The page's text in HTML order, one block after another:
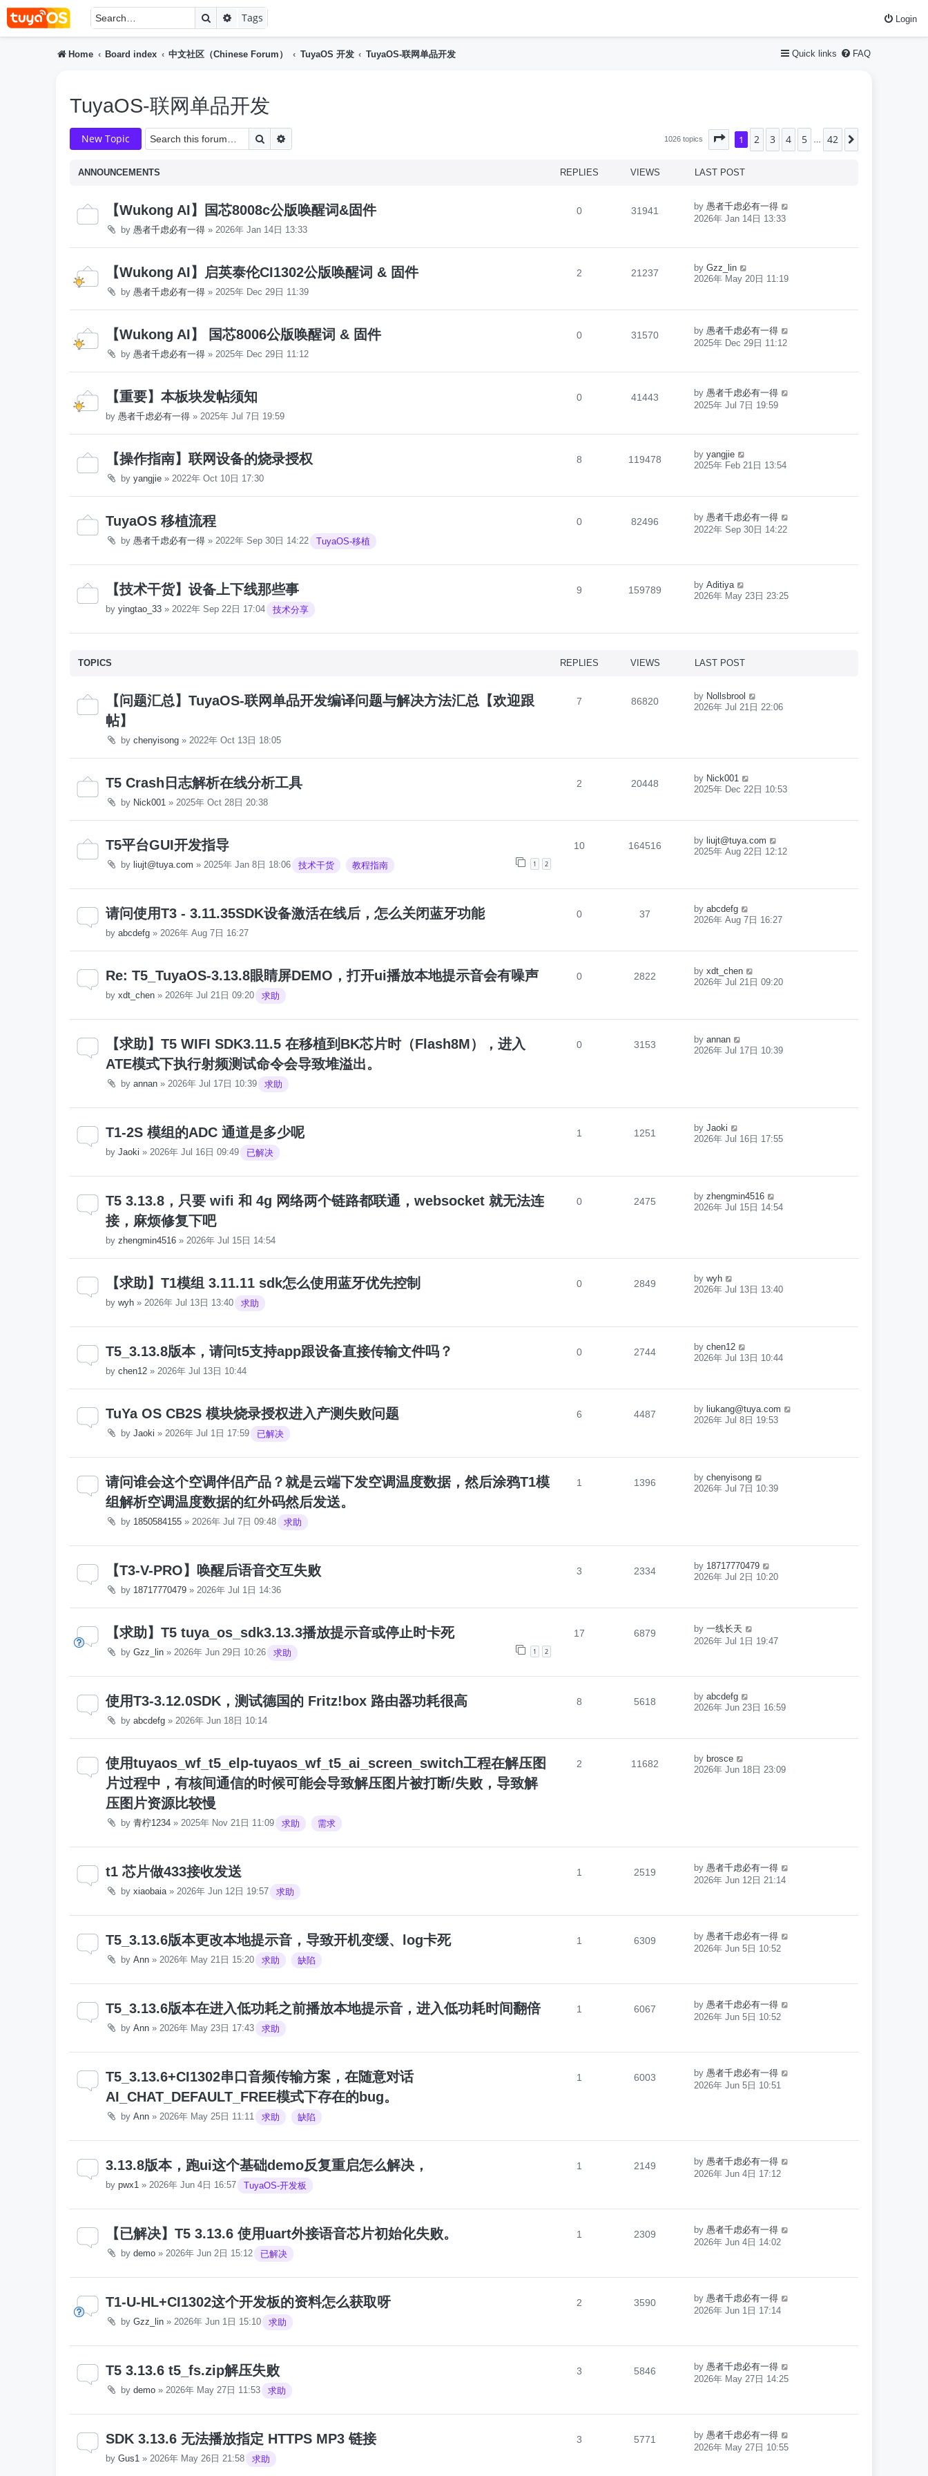
Login
SearchAdvanced search
Tags
Quick links FAQ
Home Board index 中文社区（Chinese Forum） TuyaOS 开发 TuyaOS-联网单品开发
TuyaOS-联网单品开发
New Topic Search 1026 topics Page 1of42
1 2 3 4 5 42
ANNOUNCEMENTS REPLIES VIEWS LAST POST
【Wukong AI】国芯8008c公版唤醒词&固件
by 愚者千虑必有一得 » 2026年 Jan 14日 13:33
0 31941 by 愚者千虑必有一得
2026年 Jan 14日 13:33
【Wukong AI】启英泰伦CI1302公版唤醒词 & 固件
by 愚者千虑必有一得 » 2025年 Dec 29日 11:39
2 21237 by Gzz_lin
2026年 May 20日 11:19
【Wukong AI】 国芯8006公版唤醒词 & 固件
by 愚者千虑必有一得 » 2025年 Dec 29日 11:12
0 31570 by 愚者千虑必有一得
2025年 Dec 29日 11:12
【重要】本板块发帖须知
by 愚者千虑必有一得 » 2025年 Jul 7日 19:59
0 41443 by 愚者千虑必有一得
2025年 Jul 7日 19:59
【操作指南】联网设备的烧录授权
by yangjie » 2022年 Oct 10日 17:30
8 119478 by yangjie
2025年 Feb 21日 13:54
TuyaOS 移植流程
by 愚者千虑必有一得 » 2022年 Sep 30日 14:22 TuyaOS-移植
0 82496 by 愚者千虑必有一得
2022年 Sep 30日 14:22
【技术干货】设备上下线那些事
by yingtao_33 » 2022年 Sep 22日 17:04 技术分享
9 159789 by Aditiya
2026年 May 23日 23:25
TOPICS REPLIES VIEWS LAST POST
【问题汇总】TuyaOS-联网单品开发编译问题与解决方法汇总【欢迎跟
帖】
by chenyisong » 2022年 Oct 13日 18:05
7 86820 by Nollsbrool
2026年 Jul 21日 22:06
T5 Crash日志解析在线分析工具
by Nick001 » 2025年 Oct 28日 20:38
2 20448 by Nick001
2025年 Dec 22日 10:53
T5平台GUI开发指导
by liujt@tuya.com » 2025年 Jan 8日 18:06 1 2
技术干货 教程指南
10 164516 by liujt@tuya.com
2025年 Aug 22日 12:12
请问使用T3 - 3.11.35SDK设备激活在线后，怎么关闭蓝牙功能
by abcdefg » 2026年 Aug 7日 16:27
0 37 by abcdefg
2026年 Aug 7日 16:27
Re: T5_TuyaOS-3.13.8眼睛屏DEMO，打开ui播放本地提示音会有噪声
by xdt_chen » 2026年 Jul 21日 09:20 求助
0 2822 by xdt_chen
2026年 Jul 21日 09:20
【求助】T5 WIFI SDK3.11.5 在移植到BK芯片时（Flash8M），进入
ATE模式下执行射频测试命令会导致堆溢出。
by annan » 2026年 Jul 17日 10:39 求助
0 3153 by annan
2026年 Jul 17日 10:39
T1-2S 模组的ADC 通道是多少呢
by Jaoki » 2026年 Jul 16日 09:49 已解决
1 1251 by Jaoki
2026年 Jul 16日 17:55
T5 3.13.8，只要 wifi 和 4g 网络两个链路都联通，websocket 就无法连
接，麻烦修复下吧
by zhengmin4516 » 2026年 Jul 15日 14:54
0 2475 by zhengmin4516
2026年 Jul 15日 14:54
【求助】T1模组 3.11.11 sdk怎么使用蓝牙优先控制
by wyh » 2026年 Jul 13日 13:40 求助
0 2849 by wyh
2026年 Jul 13日 13:40
T5_3.13.8版本，请问t5支持app跟设备直接传输文件吗？
by chen12 » 2026年 Jul 13日 10:44
0 2744 by chen12
2026年 Jul 13日 10:44
TuYa OS CB2S 模块烧录授权进入产测失败问题
by Jaoki » 2026年 Jul 1日 17:59 已解决
6 4487 by liukang@tuya.com
2026年 Jul 8日 19:53
请问谁会这个空调伴侣产品？就是云端下发空调温度数据，然后涂鸦T1模
组解析空调温度数据的红外码然后发送。
by 1850584155 » 2026年 Jul 7日 09:48 求助
1 1396 by chenyisong
2026年 Jul 7日 10:39
【T3-V-PRO】唤醒后语音交互失败
by 18717770479 » 2026年 Jul 1日 14:36
3 2334 by 18717770479
2026年 Jul 2日 10:20
【求助】T5 tuya_os_sdk3.13.3播放提示音或停止时卡死
by Gzz_lin » 2026年 Jun 29日 10:26 1 2
求助
17 6879 by 一线长天
2026年 Jul 1日 19:47
使用T3-3.12.0SDK，测试德国的 Fritz!box 路由器功耗很高
by abcdefg » 2026年 Jun 18日 10:14
8 5618 by abcdefg
2026年 Jun 23日 16:59
使用tuyaos_wf_t5_elp-tuyaos_wf_t5_ai_screen_switch工程在解压图
片过程中，有核间通信的时候可能会导致解压图片被打断/失败，导致解
压图片资源比较慢
by 青柠1234 » 2025年 Nov 21日 11:09 求助 需求
2 11682 by brosce
2026年 Jun 18日 23:09
t1 芯片做433接收发送
by xiaobaia» 2026年 Jun 12日 19:57 求助
1 2519 by 愚者千虑必有一得
2026年 Jun 12日 21:14
T5_3.13.6版本更改本地提示音，导致开机变缓、log卡死
by Ann » 2026年 May 21日 15:20 求助 缺陷
1 6309 by 愚者千虑必有一得
2026年 Jun 5日 10:52
T5_3.13.6版本在进入低功耗之前播放本地提示音，进入低功耗时间翻倍
by Ann » 2026年 May 23日 17:43 求助
1 6067 by 愚者千虑必有一得
2026年 Jun 5日 10:52
T5_3.13.6+CI1302串口音频传输方案，在随意对话
AI_CHAT_DEFAULT_FREE模式下存在的bug。
by Ann » 2026年 May 25日 11:11 求助 缺陷
1 6003 by 愚者千虑必有一得
2026年 Jun 5日 10:51
3.13.8版本，跑ui这个基础demo反复重启怎么解决，
by pwx1 » 2026年 Jun 4日 16:57 TuyaOS-开发板
1 2149 by 愚者千虑必有一得
2026年 Jun 4日 17:12
【已解决】T5 3.13.6 使用uart外接语音芯片初始化失败。
by demo » 2026年 Jun 2日 15:12 已解决
1 2309 by 愚者千虑必有一得
2026年 Jun 4日 14:02
T1-U-HL+CI1302这个开发板的资料怎么获取呀
by Gzz_lin » 2026年 Jun 1日 15:10 求助
2 3590 by 愚者千虑必有一得
2026年 Jun 1日 17:14
T5 3.13.6 t5_fs.zip解压失败
by demo » 2026年 May 27日 11:53 求助
3 5846 by 愚者千虑必有一得
2026年 May 27日 14:25
SDK 3.13.6 无法播放指定 HTTPS MP3 链接
by Gus1 » 2026年 May 26日 21:58 求助
3 5771 by 愚者千虑必有一得
2026年 May 27日 10:55